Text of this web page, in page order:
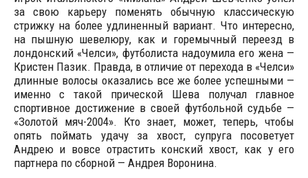
за свою карьеру поменять обычную классическую
стрижку на более удлиненный вариант. Что интересно,
на пышную шевелюру, как и горемычный переезд в
лондонский «Челси», футболиста надоумила его жена —
Кристен Пазик. Правда, в отличие от перехода в «Челси»
длинные волосы оказались все же более успешными —
именно с такой прической Шева получал главное
спортивное достижение в своей футбольной судьбе —
«Золотой мяч-2004». Кто знает, может, теперь, чтобы
опять поймать удачу за хвост, супруга посоветует
Андрею и вовсе отрастить конский хвост, как у его
партнера по сборной — Андрея Воронина.